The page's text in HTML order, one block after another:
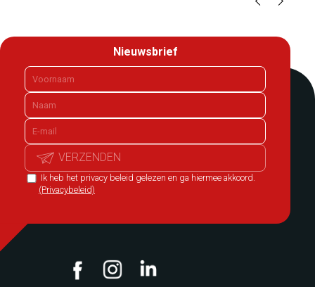
Nieuwsbrief
Ik heb het privacy beleid gelezen en ga hiermee akkoord.
(Privacybeleid)
VERZENDEN